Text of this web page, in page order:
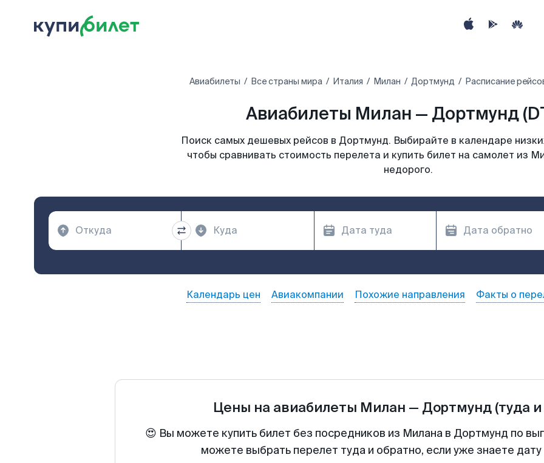
Авиабилеты Все страны мира Италия Милан Дортмунд Расписание
Авиабилеты Милан — Дортмунд
Поиск самых дешевых рейсов в Дортмунд. Выбирайте в календаре
чтобы сравнивать стоимость перелета и купить билет на самолет из
недорого.
Календарь цен Авиакомпании Похожие направления Факты о
Цены на авиабилеты Милан — Дортмунд (туда
😍 Вы можете купить билет без посредников из Милана в Дортмунд по
можете выбрать перелет туда и обратно, если уже знаете